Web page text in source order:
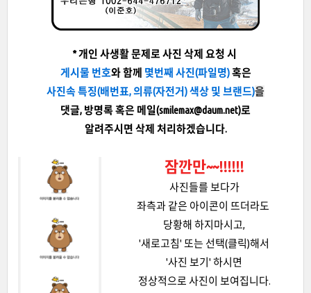
* 개인 사생활 문제로 사진 삭제 요청 시
게시물 번호와 함께 몇번째 사진(파일명)혹은
사진속 특징(배번표, 의류(자전거) 색상 및 브랜드)을
댓글, 방명록 혹은 메일(smilemax@daum.net)로
알려주시면 삭제 처리하겠습니다.
잠깐만~~!!!!!!
사진들를 보다가
좌측과 같은 아이콘이 뜨더라도
당황해 하지마시고,
'새로고침' 또는 선택(클릭)해서
'사진 보기' 하시면
정상적으로 사진이 보여집니다.